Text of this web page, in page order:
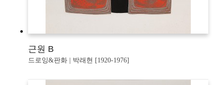
근원 B
드로잉&판화 | 박래현 [1920-1976]